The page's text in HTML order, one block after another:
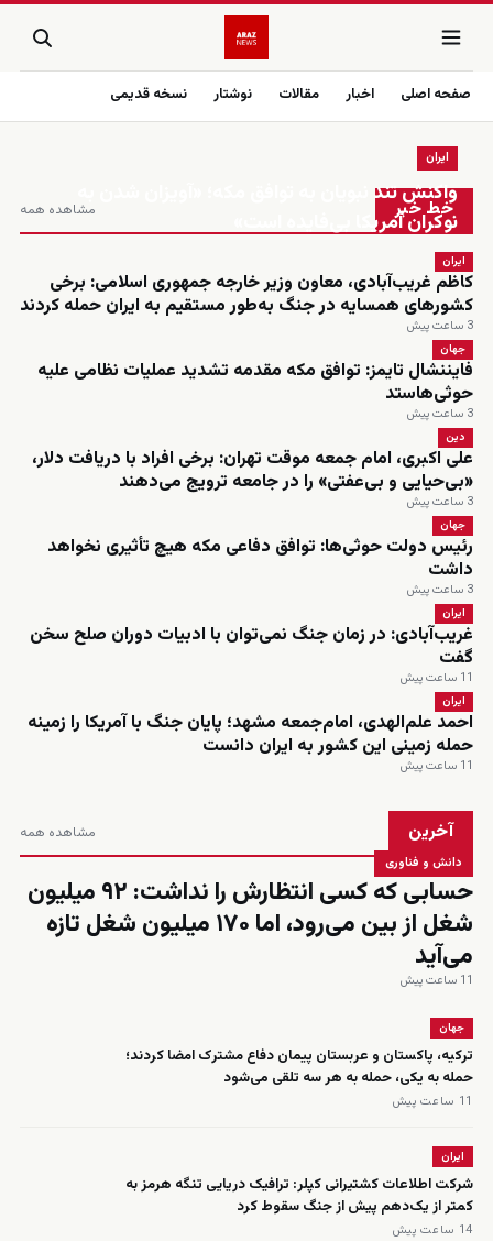
صفحه اصلی اخبار مقالات نوشتار نسخه قدیمی
زنده
خط خبر مشاهده همه
ایران
واکنش تند نبویان به توافق مکه؛ «آویزان شدن به
نوکران آمریکا بی‌فایده است»
ایران
کاظم غریب‌آبادی، معاون وزیر خارجه جمهوری اسلامی: برخی
کشورهای همسایه در جنگ به‌طور مستقیم به ایران حمله کردند
3 ساعت پیش
جهان
فایننشال تایمز: توافق مکه مقدمه تشدید عملیات نظامی علیه
حوثی‌هاستد
3 ساعت پیش
دین
علی اکبری، امام جمعه موقت تهران: برخی افراد با دریافت دلار،
«بی‌حیایی و بی‌عفتی» را در جامعه ترویج می‌دهند
3 ساعت پیش
جهان
رئیس دولت حوثی‌ها: توافق دفاعی مکه هیچ تأثیری نخواهد
داشت
3 ساعت پیش
ایران
غریب‌آبادی: در زمان جنگ نمی‌توان با ادبیات دوران صلح سخن
گفت
11 ساعت پیش
ایران
احمد علم‌الهدی، امام‌جمعه مشهد؛ پایان جنگ با آمریکا را زمینه
حمله زمینی این کشور به ایران دانست
11 ساعت پیش
آخرین مشاهده همه
دانش و فناوری
حسابی که کسی انتظارش را نداشت: ۹۲ میلیون
شغل از بین می‌رود، اما ۱۷۰ میلیون شغل تازه
می‌آید
11 ساعت پیش
جهان
ترکیه، پاکستان و عربستان پیمان دفاع مشترک امضا کردند؛
حمله به یکی، حمله به هر سه تلقی می‌شود
11 ساعت پیش
ایران
شرکت اطلاعات کشتیرانی کپلر: ترافیک دریایی تنگه هرمز به
کمتر از یک‌دهم پیش از جنگ سقوط کرد
14 ساعت پیش